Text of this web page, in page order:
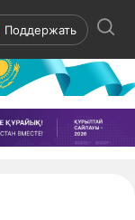
Поддержать